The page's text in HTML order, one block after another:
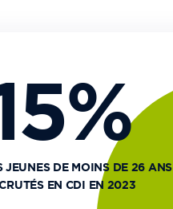
JEUNES DE MOINS DE 26 ANS
EN CDI EN 2023